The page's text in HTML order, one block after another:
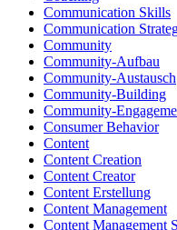
Communication Skills
Communication
Community
Community-Aufbau
Community-Austausch
Community-Building
Community-
Consumer Behavior
Content
Content Creation
Content Creator
Content Erstellung
Content Management
Content Management